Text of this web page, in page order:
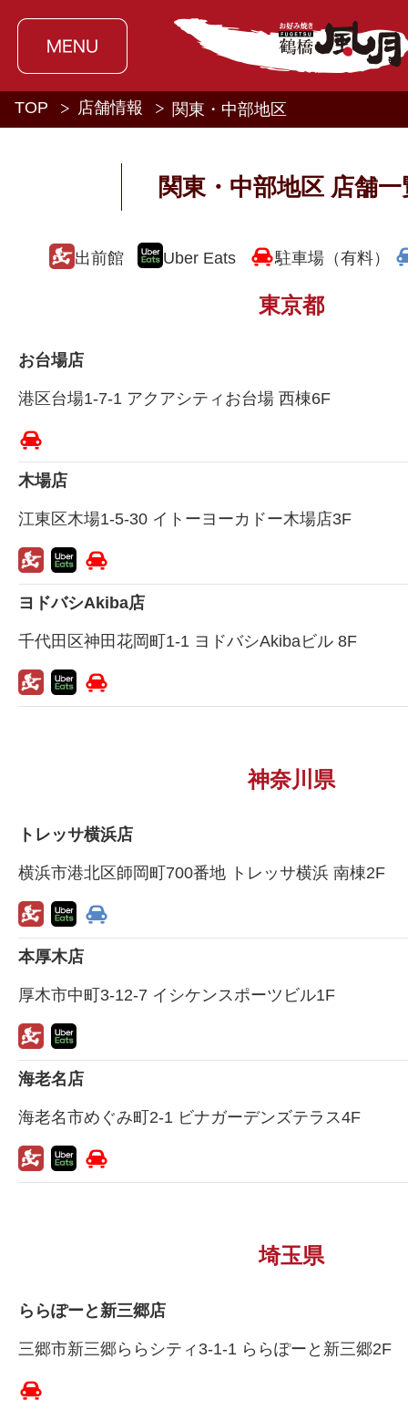
TOP 店舗情報 関東・中部地区
関東・中部地区 店舗一
出前館 Uber Eats 駐車場（有料）
東京都
お台場店
港区台場1-7-1 アクアシティお台場 西棟6F
木場店
江東区木場1-5-30 イトーヨーカドー木場店3F
ヨドバシAkiba店
千代田区神田花岡町1-1 ヨドバシAkibaビル 8F
神奈川県
トレッサ横浜店
横浜市港北区師岡町700番地 トレッサ横浜 南棟2F
本厚木店
厚木市中町3-12-7 イシケンスポーツビル1F
海老名店
海老名市めぐみ町2-1 ビナガーデンズテラス4F
埼玉県
ららぽーと新三郷店
三郷市新三郷ららシティ3-1-1 ららぽーと新三郷2F